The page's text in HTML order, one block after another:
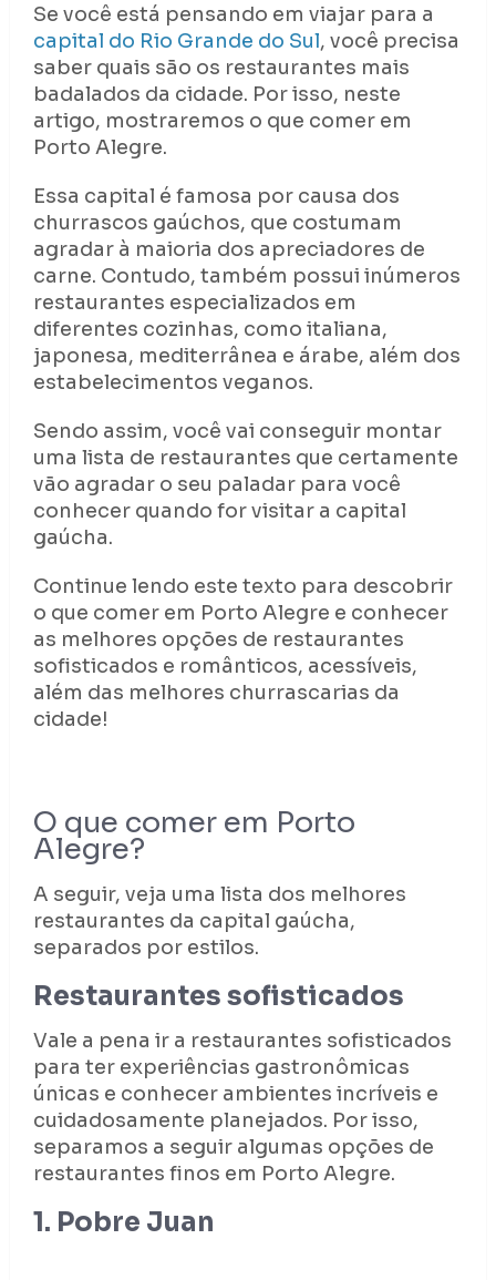
Se você está pensando em viajar para a
capital do Rio Grande do Sul, você precisa
saber quais são os restaurantes mais
badalados da cidade. Por isso, neste
artigo, mostraremos o que comer em
Porto Alegre.
Essa capital é famosa por causa dos
churrascos gaúchos, que costumam
agradar à maioria dos apreciadores de
carne. Contudo, também possui inúmeros
restaurantes especializados em
diferentes cozinhas, como italiana,
japonesa, mediterrânea e árabe, além dos
estabelecimentos veganos.
Sendo assim, você vai conseguir montar
uma lista de restaurantes que certamente
vão agradar o seu paladar para você
conhecer quando for visitar a capital
gaúcha.
Continue lendo este texto para descobrir
o que comer em Porto Alegre e conhecer
as melhores opções de restaurantes
sofisticados e românticos, acessíveis,
além das melhores churrascarias da
cidade!
O que comer em Porto
Alegre?
A seguir, veja uma lista dos melhores
restaurantes da capital gaúcha,
separados por estilos.
Restaurantes sofisticados
Vale a pena ir a restaurantes sofisticados
para ter experiências gastronômicas
únicas e conhecer ambientes incríveis e
cuidadosamente planejados. Por isso,
separamos a seguir algumas opções de
restaurantes finos em Porto Alegre.
1. Pobre Juan